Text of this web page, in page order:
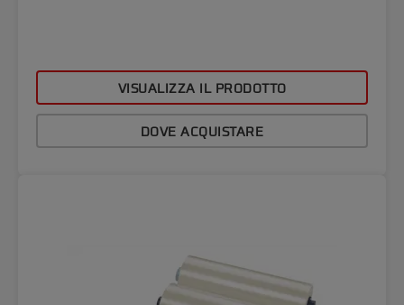
VISUALIZZA IL PRODOTTO
DOVE ACQUISTARE